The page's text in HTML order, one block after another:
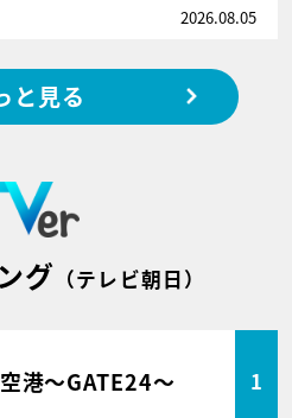
2026.08.05
と見る
グ （テレビ朝日）
港～GATE24～ 1